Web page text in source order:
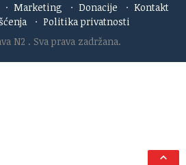
· Marketing · Donacije · Kontakt
· Politika privatnosti
N2 . Sva prava zadržana.